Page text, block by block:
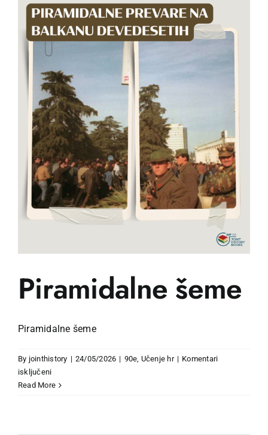
Piramidalne šeme
Piramidalne šeme
By jointhistory | 24/05/2026 | 90e, Učenje hr | Komentari
isključeniza
Piramidalne
Read More